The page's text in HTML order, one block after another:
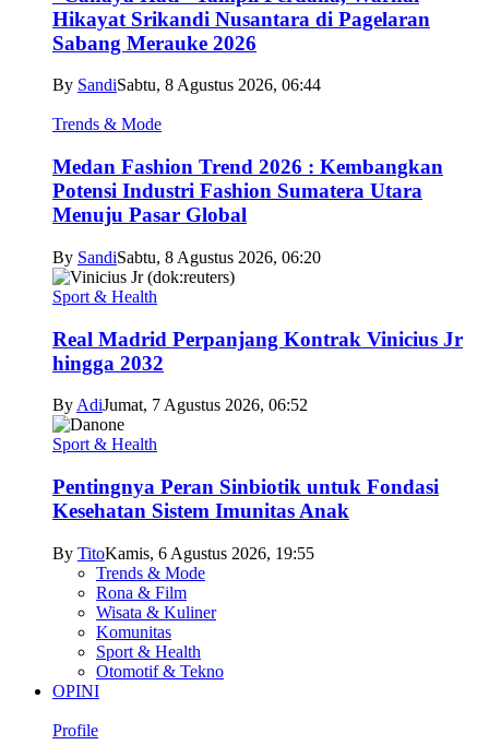
Hikayat Srikandi Nusantara di Pagelaran
Sabang Merauke 2026
By SandiSabtu, 8 Agustus 2026, 06:44
Trends & Mode
Medan Fashion Trend 2026 : Kembangkan
Potensi Industri Fashion Sumatera Utara
Menuju Pasar Global
By SandiSabtu, 8 Agustus 2026, 06:20
Sport & Health
Real Madrid Perpanjang Kontrak Vinicius Jr
hingga 2032
By AdiJumat, 7 Agustus 2026, 06:52
Sport & Health
Pentingnya Peran Sinbiotik untuk Fondasi
Kesehatan Sistem Imunitas Anak
By TitoKamis, 6 Agustus 2026, 19:55
Trends & Mode
Rona & Film
Wisata & Kuliner
Komunitas
Sport & Health
Otomotif & Tekno
OPINI
Profile